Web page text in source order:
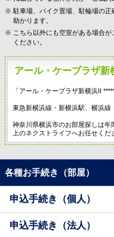
駐車場、バイク置場、駐輪場の
助かります。
こちら以外にも空室がある場合
ください。
アール・ケープラザ新
「アール・ケープラザ新横浜II
東急新横浜線・新横浜駅、横浜線
神奈川県横浜市のお部屋探しは年
上のネクストライフへお任せくだ
各種お手続き（部屋）
申込手続き（個人）
申込手続き（法人）